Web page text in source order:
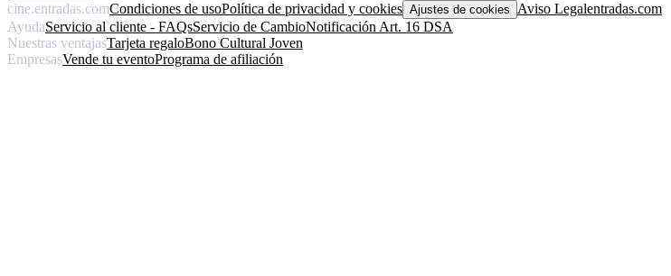
cine.entradas.comCondiciones de usoPolítica de privacidad y cookies Ajustes de cookies Aviso Legalentradas.com
AyudaServicio al cliente - FAQsServicio de CambioNotificación Art. 16 DSA
Nuestras ventajasTarjeta regaloBono Cultural Joven
EmpresasVende tu eventoPrograma de afiliación